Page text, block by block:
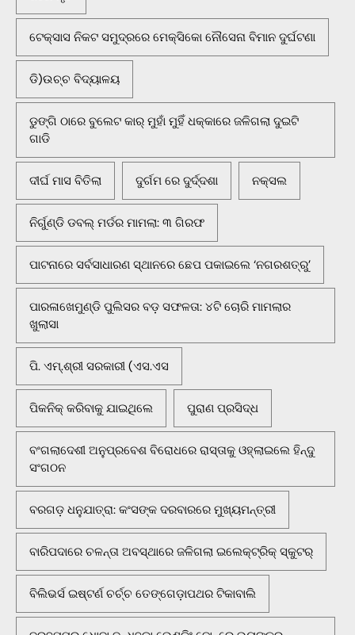
ଟେକ୍ସାସ ନିକଟ ସମୁଦ୍ରରେ ମେକ୍ସିକୋ ନୌସେନା ବିମାନ ଦୁର୍ଘଟଣା
ଡି)ଉଚ୍ଚ ବିଦ୍ୟାଳୟ
ଡୁଙ୍ଗି ଠାରେ ବୁଲେଟ କାର୍ ମୁହାଁ ମୁହିଁ ଧକ୍କାରେ ଜଳିଗଲା ଦୁଇଟି
ଗାଡି
ଦୀର୍ଘ ମାସ ବିତିଲା ଦୁର୍ଗମ ରେ ଦୁର୍ଦ୍ଦଶା ନକ୍ସଲ
ନିର୍ଗୁଣ୍ଡି ଡବଲ୍ ମର୍ଡର ମାମଲା: ୩ ଗିରଫ
ପାଟନାରେ ସର୍ବସାଧାରଣ ସ୍ଥାନରେ ଛେପ ପକାଇଲେ ‘ନଗରଶତ୍ରୁ’
ପାରଳାଖେମୁଣ୍ଡି ପୁଲିସର ବଡ଼ ସଫଳତା: ୪ଟି ଚୋରି ମାମଲାର
ଖୁଲାସା
ପି. ଏମ୍.ଶ୍ରୀ ସରକାରୀ (ଏସ.ଏସ
ପିକନିକ୍‌ କରିବାକୁ ଯାଇଥିଲେ ପୁରାଣ ପ୍ରସିଦ୍ଧ
ବଂଗଲାଦେଶୀ ଅନୁପ୍ରବେଶ ବିରୋଧରେ ରାସ୍ତାକୁ ଓହ୍ଲାଇଲେ ହିନ୍ଦୁ
ସଂଗଠନ
ବରଗଡ଼ ଧନୁଯାତ୍ରା: କଂସଙ୍କ ଦରବାରରେ ମୁଖ୍ୟମନ୍ତ୍ରୀ
ବାରିପଦାରେ ଚଳନ୍ତା ଅବସ୍ଥାରେ ଜଳିଗଲା ଇଲେକ୍ଟ୍ରିକ୍ ସ୍କୁଟର୍
ବିଲିଭର୍ସ ଇଷ୍ଟର୍ଣ ଚର୍ଚ୍ଚ ତେଙ୍ଗେଡ଼ାପଥର ଟିକାବାଲି